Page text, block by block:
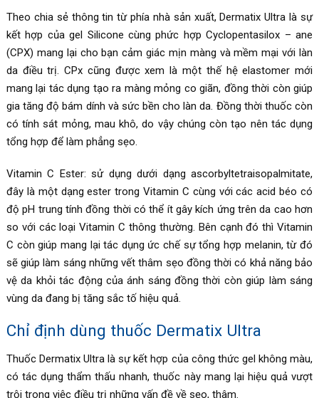
Theo chia sẻ thông tin từ phía nhà sản xuất,Dermatix Ultra là sự
kết hợp củagel Silicone cùng phức hợp Cyclopentasilox – ane
(CPX) mang lại cho bạn cảm giác mịn màng và mềm mại với làn
da điều trị. CPx cũng được xem là một thế hệ elastomer mới
mang lại tác dụng tạo ra màng mỏng co giãn, đồng thời còn giúp
gia tăng độ bám dính và sức bền cho làn da. Đồng thời thuốc còn
có tính sát mỏng, mau khô, do vậy chúng còn tạo nên tác dụng
tổng hợp để làm phẳng sẹo.
Vitamin C Ester: sử dụng dưới dạng ascorbyltetraisopalmitate,
đây là một dạng ester trong Vitamin C cùng với các acid béo có
độ pH trung tính đồng thời có thể ít gây kích ứng trên da cao hơn
so với các loại Vitamin C thông thường. Bên cạnh đó thì Vitamin
C còn giúp mang lại tác dụng ức chế sự tổng hợp melanin, từ đó
sẽ giúp làm sáng những vết thâm sẹo đồng thời có khả năng bảo
vệ da khỏi tác động của ánh sáng đồng thời còn giúp làm sáng
vùng da đang bị tăng sắc tố hiệu quả.
Chỉ định dùng thuốc Dermatix Ultra
ThuốcDermatix Ultra là sự kết hợp củacông thức gel không màu,
có tác dụng thẩm thấu nhanh, thuốc này mang lại hiệu quả vượt
trội trong việc điều trị những vấn đề về sẹo, thâm.